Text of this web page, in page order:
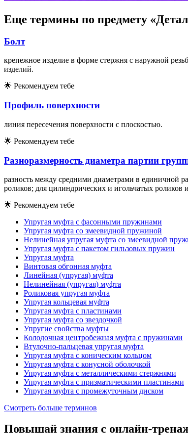
Еще термины по предмету
Болт
крепежное изделие в форме стержня с наружной
изделий.
🌟 Рекомендуем тебе
Профиль поверхности
линия пересечения поверхности с плоскостью.
🌟 Рекомендуем тебе
Разноразмерность диаметра партии
разность между средними диаметрами в единичной
роликов; для цилиндрических и игольчатых
🌟 Рекомендуем тебе
Упругая муфта с фасонными пружинами
Упругая муфта со змеевидной пружиной
Нелинейная упругая муфта со змеевидной
Упругая муфта с пакетом гильзовых пружин
Упругая муфта
Винтовая обгонная муфта
Линейная (упругая) муфта
Нелинейная (упругая) муфта
Роликовая упругая муфта
Упругая кольцевая муфта
Упругая муфта с пластинами
Упругая муфта со звездочкой
Упругие свойства муфты
Колодочная центробежная муфта с пружинами
Втулочно-пальцевая упругая муфта
Упругая муфта с коническим кольцом
Упругая муфта с конусной оболочкой
Упругая муфта с металлическими стержнями
Упругая муфта с призматическими пластинами
Упругая муфта с промежуточным диском
Смотреть больше терминов
Повышай знания с онлайн-